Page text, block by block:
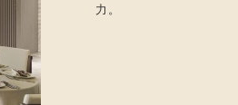
力。